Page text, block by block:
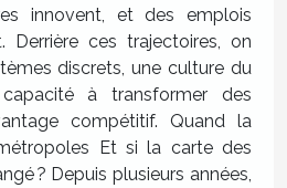
innovent, et des emplois
Derrière ces trajectoires, on
discrets, une culture du
à transformer des
compétitif. Quand la
Et si la carte des
? Depuis plusieurs années,